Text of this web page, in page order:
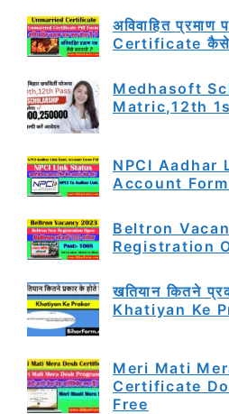
अविवाहित
Certificate कैसे
Medhasoft
Matric,12th
NPCI Aadhar
Account
Beltron
Registration
खतियान कितने
Khatiyan Ke
Meri Mati
Certificate
Free